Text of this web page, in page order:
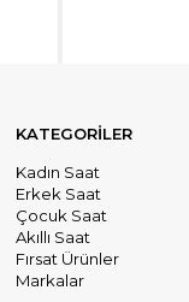
KATEGORİLER
Kadın Saat
Erkek Saat
Çocuk Saat
Akıllı Saat
Fırsat Ürünler
Markalar